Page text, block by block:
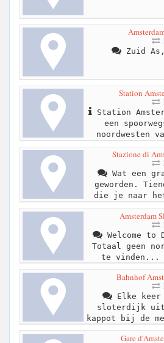
Zuid
Station
Station
een
noordwesten
Stazione di
Wat een
geworden.
die je naar
Amsterdam
Welcome to
Totaal geen
te vinden...
Bahnhof
Elke keer
sloterdijk
kappot bij de
Gare